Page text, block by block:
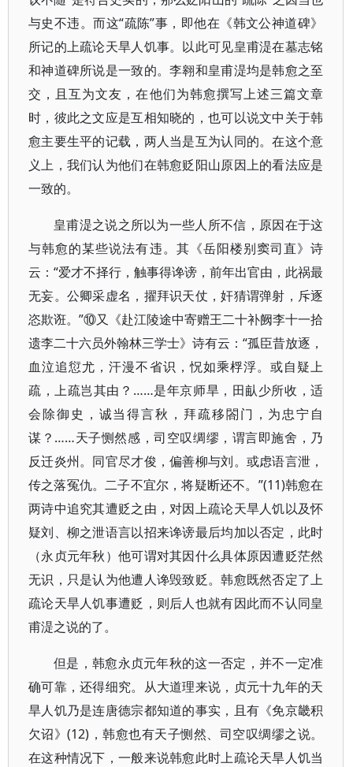
与史不违。而这“疏陈”事，即他在《韩文公神道碑》
所记的上疏论天旱人饥事。以此可见皇甫湜在墓志铭
和神道碑所说是一致的。李翱和皇甫湜均是韩愈之至
交，且互为文友，在他们为韩愈撰写上述三篇文章
时，彼此之文应是互相知晓的，也可以说文中关于韩
愈主要生平的记载，两人当是互为认同的。在这个意
义上，我们认为他们在韩愈贬阳山原因上的看法应是
一致的。
皇甫湜之说之所以为一些人所不信，原因在于这
与韩愈的某些说法有违。其《岳阳楼别窦司直》诗
云：“爱才不择行，触事得谗谤，前年出官由，此祸最
无妄。公卿采虚名，擢拜识天仗，奸猜谓弹射，斥逐
恣欺诳。”⑩又《赴江陵途中寄赠王二十补阙李十一拾
遗李二十六员外翰林三学士》诗有云：“孤臣昔放逐，
血泣追愆尤，汗漫不省识，怳如乘桴浮。或自疑上
疏，上疏岂其由？……是年京师旱，田畒少所收，适
会除御史，诚当得言秋，拜疏移閤门，为忠宁自
谋？……天子恻然感，司空叹绸缪，谓言即施舍，乃
反迁炎州。同官尽才俊，偏善柳与刘。或虑语言泄，
传之落冤仇。二子不宜尔，将疑断还不。”(11)韩愈在
两诗中追究其遭贬之由，对因上疏论天旱人饥以及怀
疑刘、柳之泄语言以招来谗谤最后均加以否定，此时
（永贞元年秋）他可谓对其因什么具体原因遭贬茫然
无识，只是认为他遭人谗毁致贬。韩愈既然否定了上
疏论天旱人饥事遭贬，则后人也就有因此而不认同皇
甫湜之说的了。
但是，韩愈永贞元年秋的这一否定，并不一定准
确可靠，还得细究。从大道理来说，贞元十九年的天
旱人饥乃是连唐德宗都知道的事实，且有《免京畿积
欠诏》(12)，韩愈也有天子恻然、司空叹绸缪之说。
在这种情况下，一般来说韩愈此时上疏论天旱人饥当